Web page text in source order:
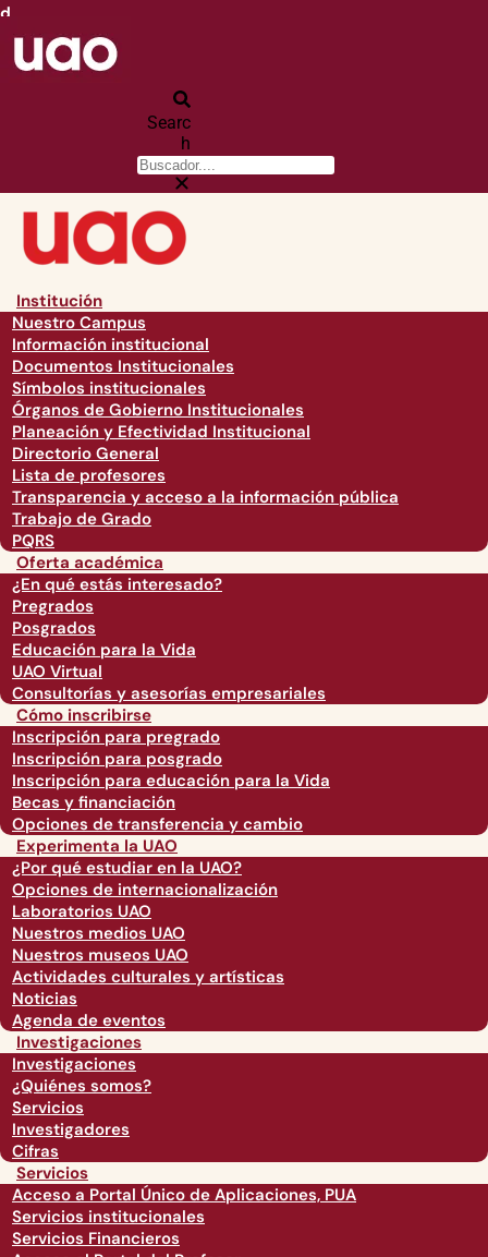
d
Searc
h
Institución
Nuestro Campus
Información institucional
Documentos Institucionales
Símbolos institucionales
Órganos de Gobierno Institucionales
Planeación y Efectividad Institucional
Directorio General
Lista de profesores
Transparencia y acceso a la información pública
Trabajo de Grado
PQRS
Oferta académica
¿En qué estás interesado?
Pregrados
Posgrados
Educación para la Vida
UAO Virtual
Consultorías y asesorías empresariales
Cómo inscribirse
Inscripción para pregrado
Inscripción para posgrado
Inscripción para educación para la Vida
Becas y financiación
Opciones de transferencia y cambio
Experimenta la UAO
¿Por qué estudiar en la UAO?
Opciones de internacionalización
Laboratorios UAO
Nuestros medios UAO
Nuestros museos UAO
Actividades culturales y artísticas
Noticias
Agenda de eventos
Investigaciones
Investigaciones
¿Quiénes somos?
Servicios
Investigadores
Cifras
Servicios
Acceso a Portal Único de Aplicaciones, PUA
Servicios institucionales
Servicios Financieros